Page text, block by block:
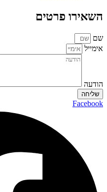
השאירו פרטים
שם
אימייל
הודעה
שליחה
Facebook